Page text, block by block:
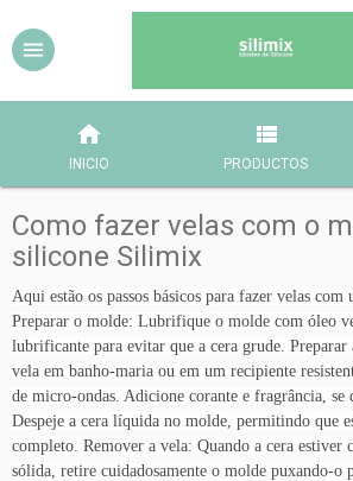
INICIO PRODUCTOS
Como fazer velas com o
silicone Silimix
Aqui estão os passos básicos para fazer velas
Preparar o molde: Lubrifique o molde com óleo
lubrificante para evitar que a cera grude. Preparar
vela em banho-maria ou em um recipiente
de micro-ondas. Adicione corante e fragrância, se
Despeje a cera líquida no molde, permitindo que
completo. Remover a vela: Quando a cera estiver
sólida, retire cuidadosamente o molde puxando-o